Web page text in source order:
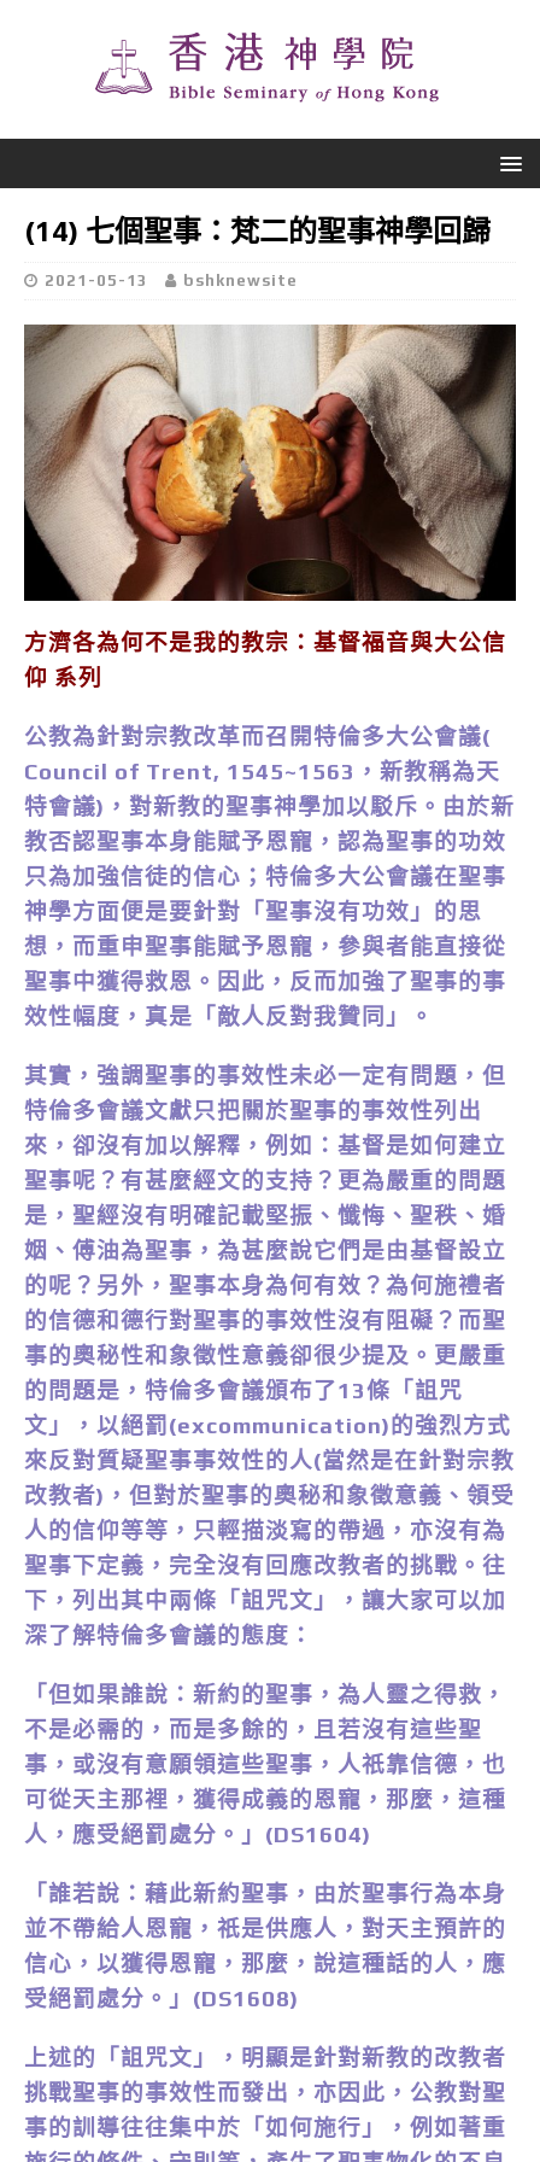
(14) 七個聖事：梵二的聖事神學回歸
2021-05-13 bshknewsite
方濟各為何不是我的教宗：基督福音與大公信
仰 系列
公教為針對宗教改革而召開特倫多大公會議(
Council of Trent, 1545~1563，新教稱為天
特會議)，對新教的聖事神學加以駁斥。由於新
教否認聖事本身能賦予恩寵，認為聖事的功效
只為加強信徒的信心；特倫多大公會議在聖事
神學方面便是要針對「聖事沒有功效」的思
想，而重申聖事能賦予恩寵，參與者能直接從
聖事中獲得救恩。因此，反而加強了聖事的事
效性幅度，真是「敵人反對我贊同」。
其實，強調聖事的事效性未必一定有問題，但
特倫多會議文獻只把關於聖事的事效性列出
來，卻沒有加以解釋，例如：基督是如何建立
聖事呢？有甚麼經文的支持？更為嚴重的問題
是，聖經沒有明確記載堅振、懺悔、聖秩、婚
姻、傅油為聖事，為甚麼說它們是由基督設立
的呢？另外，聖事本身為何有效？為何施禮者
的信德和德行對聖事的事效性沒有阻礙？而聖
事的奧秘性和象徵性意義卻很少提及。更嚴重
的問題是，特倫多會議頒布了13條「詛咒
文」，以絕罰(excommunication)的強烈方式
來反對質疑聖事事效性的人(當然是在針對宗教
改教者)，但對於聖事的奧秘和象徵意義、領受
人的信仰等等，只輕描淡寫的帶過，亦沒有為
聖事下定義，完全沒有回應改教者的挑戰。往
下，列出其中兩條「詛咒文」，讓大家可以加
深了解特倫多會議的態度：
「但如果誰說：新約的聖事，為人靈之得救，
不是必需的，而是多餘的，且若沒有這些聖
事，或沒有意願領這些聖事，人祇靠信德，也
可從天主那裡，獲得成義的恩寵，那麼，這種
人，應受絕罰處分。」(DS1604)
「誰若說：藉此新約聖事，由於聖事行為本身
並不帶給人恩寵，祇是供應人，對天主預許的
信心，以獲得恩寵，那麼，說這種話的人，應
受絕罰處分。」(DS1608)
上述的「詛咒文」，明顯是針對新教的改教者
挑戰聖事的事效性而發出，亦因此，公教對聖
事的訓導往往集中於「如何施行」，例如著重